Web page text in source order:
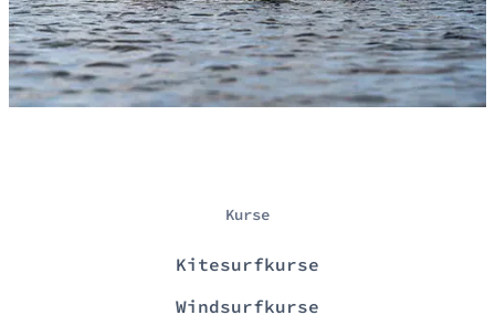
Kurse
Kitesurfkurse
Windsurfkurse